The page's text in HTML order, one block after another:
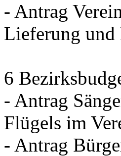
- Antrag
Lieferung und
6
- Antrag
Flügels im
- Antrag